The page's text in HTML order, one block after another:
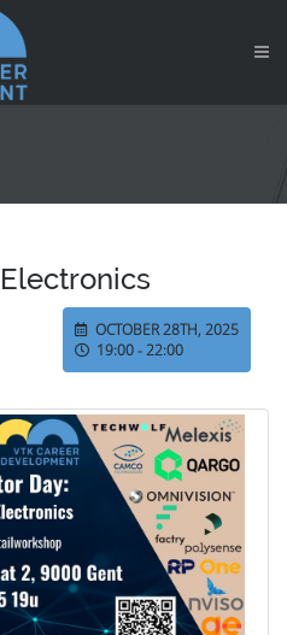
OCTOBER 28TH, 2025
19:00 - 22:00